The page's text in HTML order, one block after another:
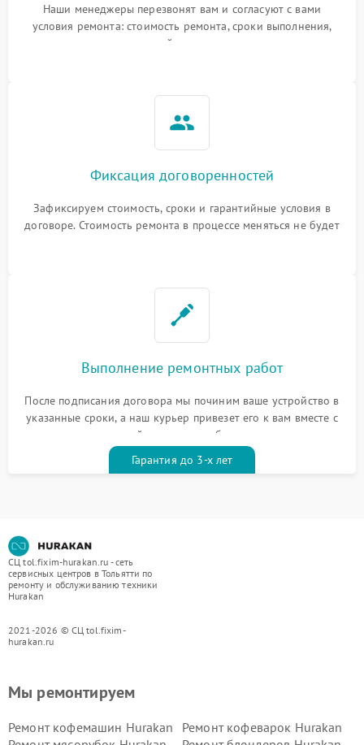
Наши менеджеры перезвонят вам и согласуют с вами
условия ремонта: стоимость ремонта, сроки выполнения,
гарантийные условия
Фиксация договоренностей
Зафиксируем стоимость, сроки и гарантийные условия в
договоре. Стоимость ремонта в процессе меняться не будет
Выполнение ремонтных работ
После подписания договора мы починим ваше устройство в
указанные сроки, а наш курьер привезет его к вам вместе с
гарантийным талоном бесплатно
Гарантия до 3-х лет
СЦ tol.fixim-hurakan.ru - сеть
сервисных центров в Тольятти по
ремонту и обслуживанию техники
Hurakan
2021-2026 © СЦ tol.fixim-
hurakan.ru
Мы ремонтируем
Ремонт кофемашин Hurakan
Ремонт кофеварок Hurakan